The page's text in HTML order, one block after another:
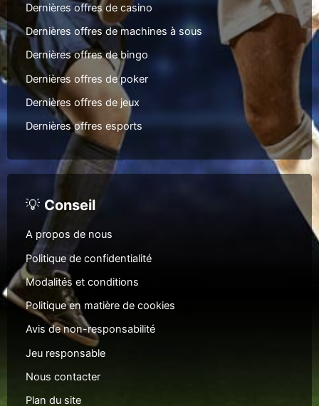
Dernières offres de casino
Dernières offres de machines à sous
Dernières offres de bingo
Dernières offres de poker
Dernières offres de jeux
Dernières offres esports
💡 Conseil
A propos de nous
Politique de confidentialité
Modalités et conditions
Politique en matière de cookies
Avis de non-responsabilité
Jeu responsable
Nous contacter
Plan du site